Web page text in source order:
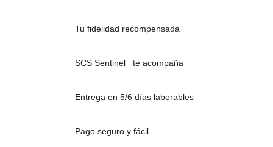
Tu fidelidad recompensada
SCS Sentinel te acompaña
Entrega en 5/6 días laborables
Pago seguro y fácil